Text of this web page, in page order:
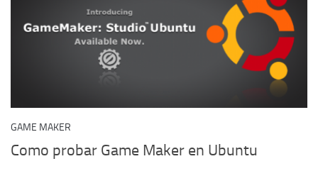
GAME MAKER
Como probar Game Maker en Ubuntu